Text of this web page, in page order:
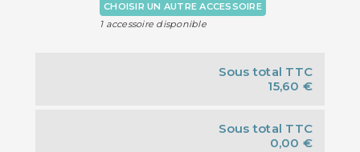
CHOISIR UN AUTRE ACCESSOIRE
1 accessoire disponible
Sous total TTC
15,60 €
Sous total TTC
0,00 €